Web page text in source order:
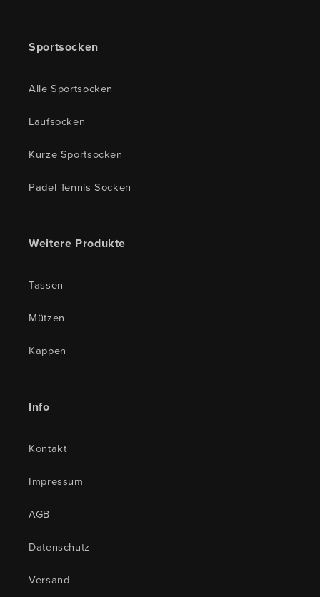
Sportsocken
Alle Sportsocken
Laufsocken
Kurze Sportsocken
Padel Tennis Socken
Weitere Produkte
Tassen
Mützen
Kappen
Info
Kontakt
Impressum
AGB
Datenschutz
Versand